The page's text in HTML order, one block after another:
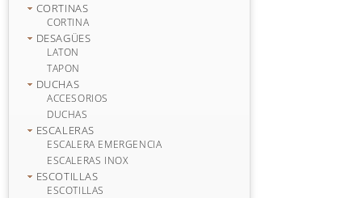
CORTINAS
CORTINA
DESAGÜES
LATON
TAPON
DUCHAS
ACCESORIOS
DUCHAS
ESCALERAS
ESCALERA EMERGENCIA
ESCALERAS INOX
ESCOTILLAS
ESCOTILLAS